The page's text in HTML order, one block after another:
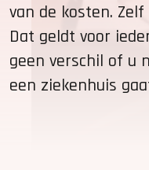
van de kosten.
Dat geldt voor
geen verschil of u
een ziekenhuis